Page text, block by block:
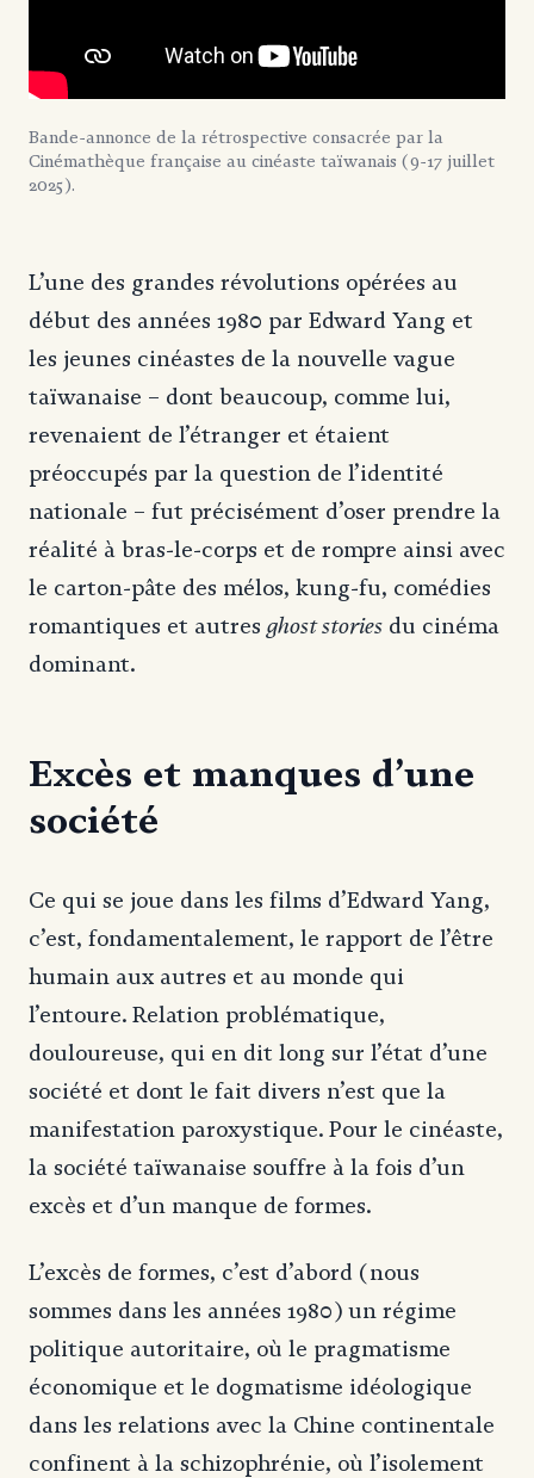
Bande-annonce de la rétrospective consacrée par la
Cinémathèque française au cinéaste taïwanais (9-17 juillet
2025).
L’une des grandes révolutions opérées au
début des années 1980 par Edward Yang et
les jeunes cinéastes de la nouvelle vague
taïwanaise – dont beaucoup, comme lui,
revenaient de l’étranger et étaient
préoccupés par la question de l’identité
nationale – fut précisément d’oser prendre la
réalité à bras-le-corps et de rompre ainsi avec
le carton-pâte des mélos, kung-fu, comédies
romantiques et autres ghost stories du cinéma
dominant.
Excès et manques d’une
société
Ce qui se joue dans les films d’Edward Yang,
c’est, fondamentalement, le rapport de l’être
humain aux autres et au monde qui
l’entoure. Relation problématique,
douloureuse, qui en dit long sur l’état d’une
société et dont le fait divers n’est que la
manifestation paroxystique. Pour le cinéaste,
la société taïwanaise souffre à la fois d’un
excès et d’un manque de formes.
L’excès de formes, c’est d’abord (nous
sommes dans les années 1980) un régime
politique autoritaire, où le pragmatisme
économique et le dogmatisme idéologique
dans les relations avec la Chine continentale
confinent à la schizophrénie, où l’isolement